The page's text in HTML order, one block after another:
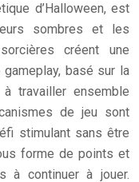
d’Halloween, est
sombres et les
créent une
basé sur la
travailler ensemble
de jeu sont
stimulant sans être
forme de points et
à continuer à jouer.